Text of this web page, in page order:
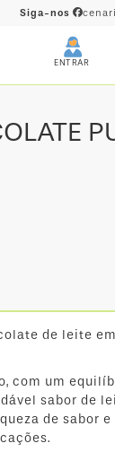
Siga-nos
ENTRAR
de leite
com um
sabor de
de sabor